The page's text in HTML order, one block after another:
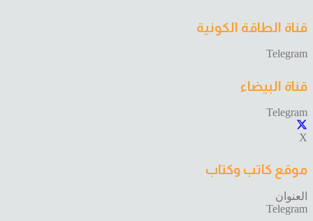
قناة الطاقة الكونية
Telegram
قناة البيضاء
Telegram
X
موقع كاتب وكتاب
العنوان
Telegram